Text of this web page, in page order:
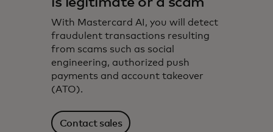
With Mastercard AI, you will detect
fraudulent transactions resulting
from scams such as social
engineering, authorized push
payments and account takeover
(ATO).
Contact sales